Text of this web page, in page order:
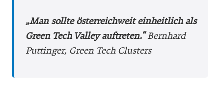
„Man sollte österreichweit einheitlich als
Green Tech Valley auftreten.“Bernhard
Puttinger, Green Tech Clusters